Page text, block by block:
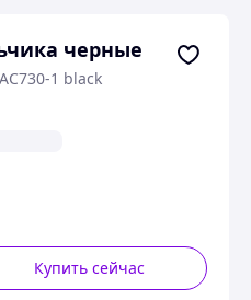
черные
1 black
Купить сейчас